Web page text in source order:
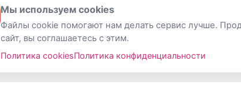
Мы используем cookies
Файлы cookie помогают нам делать сервис лучше.
сайт, вы соглашаетесь с этим.
Политика cookiesПолитика конфиденциальности